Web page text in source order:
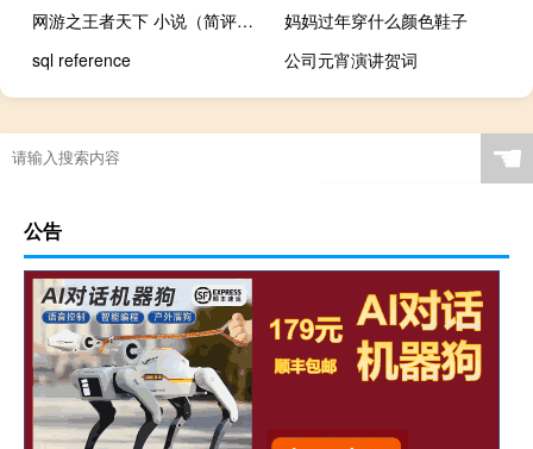
网游之王者天下 小说（简评小说《网游之王者天下》简介）
妈妈过年穿什么颜色鞋子
sql reference
公司元宵演讲贺词
☚
公告